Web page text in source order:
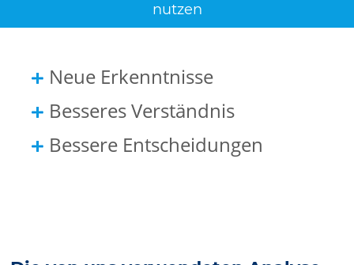
nutzen
Neue Erkenntnisse
Besseres Verständnis
Bessere Entscheidungen